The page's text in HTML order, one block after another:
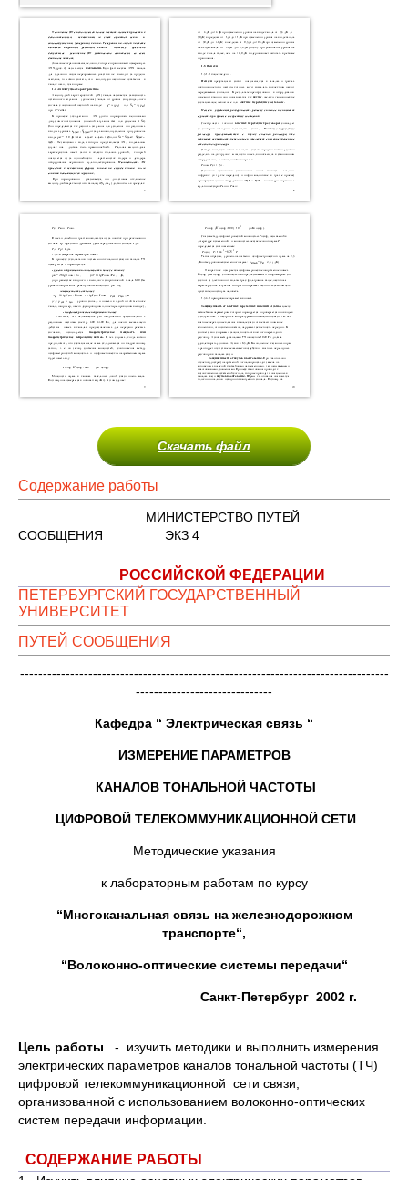
Скачать файл
Содержание работы
МИНИСТЕРСТВО ПУТЕЙ
СООБЩЕНИЯ ЭКЗ 4
РОССИЙСКОЙ ФЕДЕРАЦИИ
ПЕТЕРБУРГСКИЙ ГОСУДАРСТВЕННЫЙ
УНИВЕРСИТЕТ
ПУТЕЙ СООБЩЕНИЯ
---------------------------------------------------------------------------------
------------------------------
Кафедра “ Электрическая связь “
ИЗМЕРЕНИЕ ПАРАМЕТРОВ
КАНАЛОВ ТОНАЛЬНОЙ ЧАСТОТЫ
ЦИФРОВОЙ ТЕЛЕКОММУНИКАЦИОННОЙ СЕТИ
Методические указания
к лабораторным работам по курсу
“Многоканальная связь на железнодорожном
транспорте“,
“Волоконно-оптические системы передачи“
Санкт-Петербург 2002 г.
Цель работы - изучить методики и выполнить измерения
электрических параметров каналов тональной частоты (ТЧ)
цифровой телекоммуникационной сети связи,
организованной с использованием волоконно-оптических
систем передачи информации.
СОДЕРЖАНИЕ РАБОТЫ